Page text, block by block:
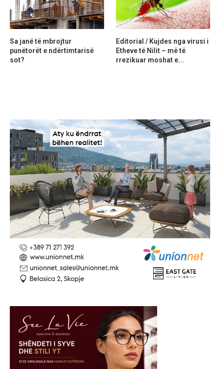
Sa janë të mbrojtur
punëtorët e ndërtimtarisë
sot?
Editorial / Kujdes nga virusi i
Etheve të Nilit – më të
rrezikuar moshat e...